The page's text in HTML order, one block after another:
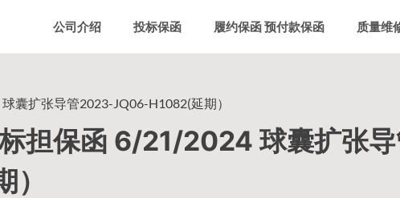
公司介绍 投标保函 履约保函 预付款保函 质量维
囊扩张导管2023-JQ06-H1082(延期）
担保函 6/21/2024 球囊扩张